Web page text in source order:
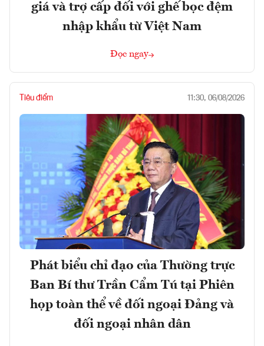
giá và trợ cấp đối với ghế bọc đệm
nhập khẩu từ Việt Nam
Đọc ngay
Tiêu điểm 11:30, 06/08/2026
Phát biểu chỉ đạo của Thường trực
Ban Bí thư Trần Cẩm Tú tại Phiên
họp toàn thể về đối ngoại Đảng và
đối ngoại nhân dân